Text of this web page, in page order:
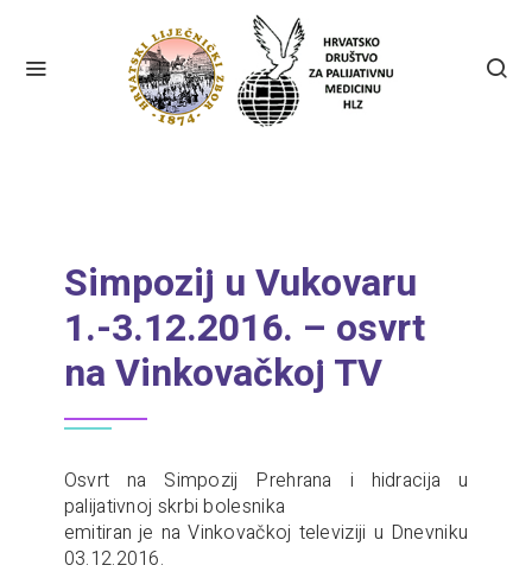
Simpozij u Vukovaru
1.-3.12.2016. – osvrt
na Vinkovačkoj TV
Osvrt na Simpozij Prehrana i hidracija u
palijativnoj skrbi bolesnika
emitiran je na Vinkovačkoj televiziji u Dnevniku
03.12.2016.